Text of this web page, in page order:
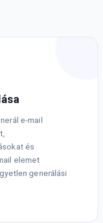
e-mail
és
elemet
generálási